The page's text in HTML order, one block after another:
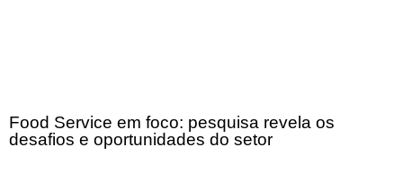
Food Service em foco: pesquisa revela os
desafios e oportunidades do setor